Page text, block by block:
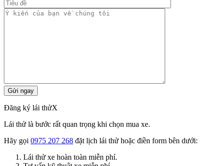
Đăng ký lái thửX
Lái thử là bước rất quan trọng khi chọn mua xe.
Hãy gọi 0975 207 268 đặt lịch lái thử hoặc điền form bên dưới:
Lái thử xe hoàn toàn miễn phí.